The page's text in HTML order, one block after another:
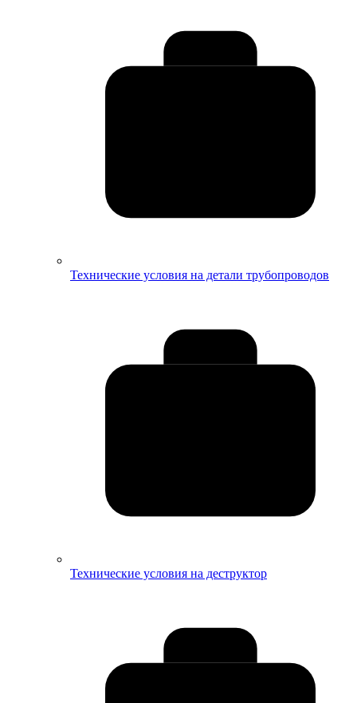
Технические условия на детали трубопроводов
Технические условия на деструктор